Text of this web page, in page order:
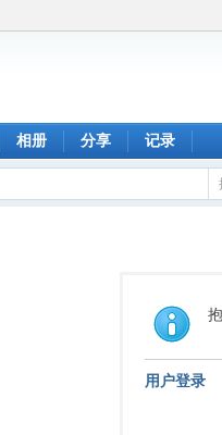
相册 分享 记录
用户登录